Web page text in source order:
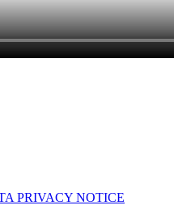
PRIVACY NOTICE